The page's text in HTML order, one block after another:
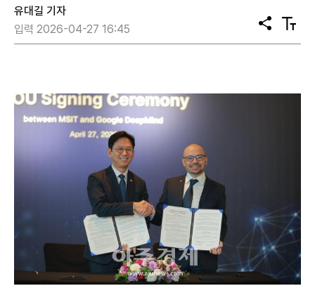
유대길 기자
입력 2026-04-27 16:45
공
유
텍
스